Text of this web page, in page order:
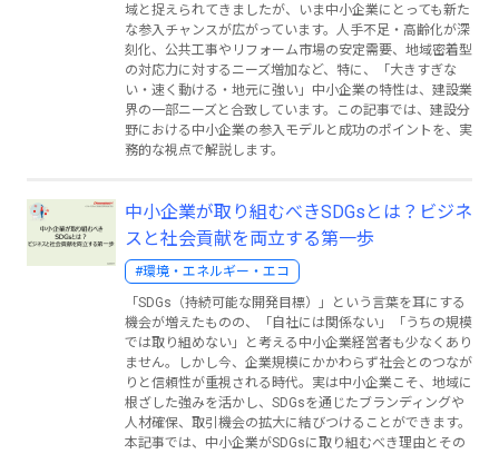
域と捉えられてきましたが、いま中小企業にとっても新た
な参入チャンスが広がっています。人手不足・高齢化が深
刻化、公共工事やリフォーム市場の安定需要、地域密着型
の対応力に対するニーズ増加など、特に、「大きすぎな
い・速く動ける・地元に強い」中小企業の特性は、建設業
界の一部ニーズと合致しています。この記事では、建設分
野における中小企業の参入モデルと成功のポイントを、実
務的な視点で解説します。
中小企業が取り組むべきSDGsとは？ビジネ
スと社会貢献を両立する第一歩
#環境・エネルギー・エコ
「SDGs（持続可能な開発目標）」という言葉を耳にする
機会が増えたものの、「自社には関係ない」「うちの規模
では取り組めない」と考える中小企業経営者も少なくあり
ません。しかし今、企業規模にかかわらず社会とのつなが
りと信頼性が重視される時代。実は中小企業こそ、地域に
根ざした強みを活かし、SDGsを通じたブランディングや
人材確保、取引機会の拡大に結びつけることができます。
本記事では、中小企業がSDGsに取り組むべき理由とその